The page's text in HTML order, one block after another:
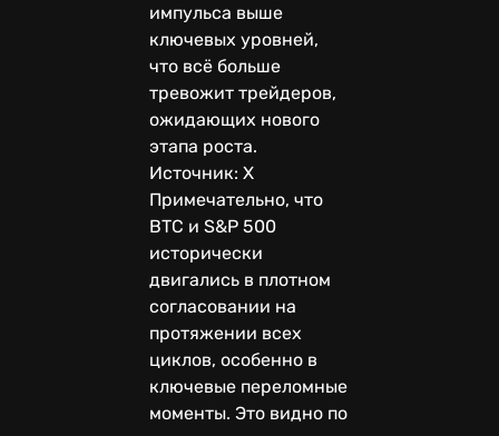
импульса выше
ключевых уровней,
что всё больше
тревожит трейдеров,
ожидающих нового
этапа роста.
Источник: Х
Примечательно, что
BTC и S&P 500
исторически
двигались в плотном
согласовании на
протяжении всех
циклов, особенно в
ключевые переломные
моменты. Это видно по